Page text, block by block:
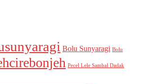
Bolu Sunyaragi Bolu
Pecel Lele Sambal Dadak